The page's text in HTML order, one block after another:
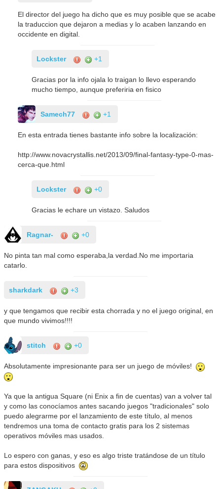
El director del juego ha dicho que es muy posible que se acabe
la traduccion que dejaron a medias y lo acaben lanzando en
occidente en digital.
Lockster +1
Gracias por la info ojala lo traigan lo llevo esperando
mucho tiempo, aunque preferiria en fisico
Samech77 +1
En esta entrada tienes bastante info sobre la localización:
http://www.novacrystallis.net/2013/09/final-fantasy-type-0-mas-
cerca-que.html
Lockster +0
Gracias le echare un vistazo. Saludos
Ragnar- +0
No pinta tan mal como esperaba,la verdad.No me importaria
catarlo.
sharkdark +3
y que tengamos que recibir esta chorrada y no el juego original, en
que mundo vivimos!!!!
stitch +0
Absolutamente impresionante para ser un juego de móviles!
Ya que la antigua Square (ni Enix a fin de cuentas) van a volver tal
y como las conocíamos antes sacando juegos "tradicionales" solo
puedo alegrarme por el lanzamiento de este título, al menos
tendremos una toma de contacto gratis para los 2 sistemas
operativos móviles mas usados.
Lo espero con ganas, y eso es algo triste tratándose de un título
para estos dispositivos